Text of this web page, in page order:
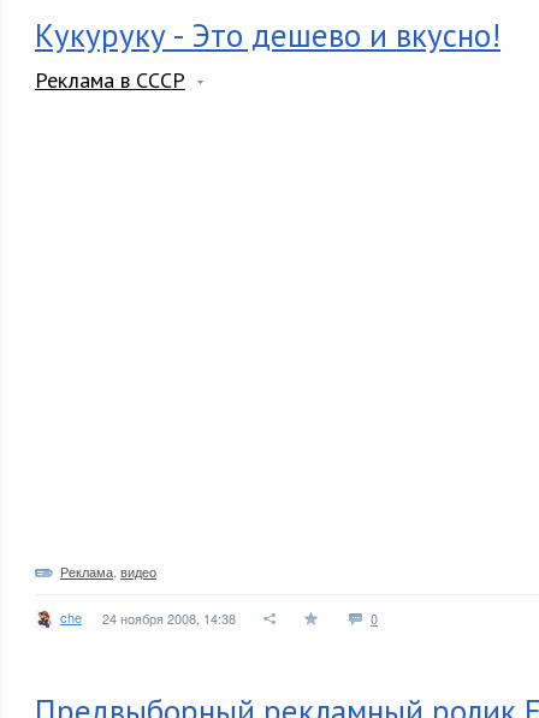
Кукуруку - Это дешево и вкусно!
Реклама в СССР
Реклама видео
che 24 ноября 2008, 14:38 0